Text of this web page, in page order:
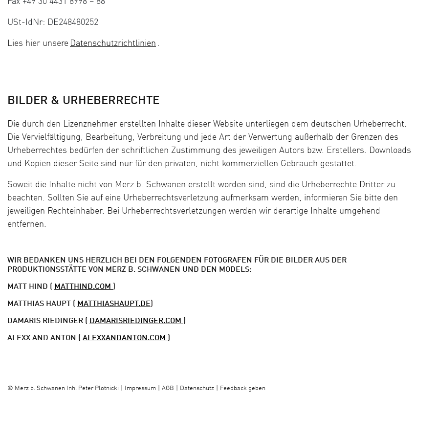
USt-IdNr: DE248480252
Lies hier unsere Datenschutzrichtlinien .
BILDER & URHEBERRECHTE
Die durch den Lizenznehmer erstellten Inhalte dieser Website unterliegen dem deutschen Urheberrecht.
Die Vervielfältigung, Bearbeitung, Verbreitung und jede Art der Verwertung außerhalb der Grenzen des
Urheberrechtes bedürfen der schriftlichen Zustimmung des jeweiligen Autors bzw. Erstellers. Downloads
und Kopien dieser Seite sind nur für den privaten, nicht kommerziellen Gebrauch gestattet.
Soweit die Inhalte nicht von Merz b. Schwanen erstellt worden sind, sind die Urheberrechte Dritter zu
beachten. Sollten Sie auf eine Urheberrechtsverletzung aufmerksam werden, informieren Sie bitte den
jeweiligen Rechteinhaber. Bei Urheberrechtsverletzungen werden wir derartige Inhalte umgehend
entfernen.
WIR BEDANKEN UNS HERZLICH BEI DEN FOLGENDEN FOTOGRAFEN FÜR DIE BILDER AUS DER
PRODUKTIONSSTÄTTE VON MERZ B. SCHWANEN UND DEN MODELS:
MATT HIND ( MATTHIND.COM )
MATTHIAS HAUPT ( MATTHIASHAUPT.DE)
DAMARIS RIEDINGER ( DAMARISRIEDINGER.COM )
ALEXX AND ANTON ( ALEXXANDANTON.COM )
© Merz b. Schwanen Inh. Peter Plotnicki Impressum AGB Datenschutz Feedback geben